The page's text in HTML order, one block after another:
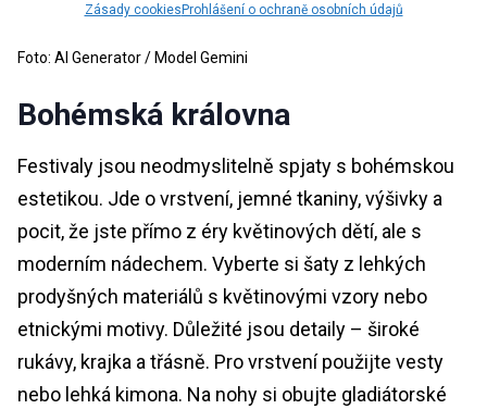
Zásady cookiesProhlášení o ochraně osobních údajů
Foto: AI Generator / Model Gemini
Bohémská královna
Festivaly jsou neodmyslitelně spjaty s bohémskou
estetikou. Jde o vrstvení, jemné tkaniny, výšivky a
pocit, že jste přímo z éry květinových dětí, ale s
moderním nádechem. Vyberte si šaty z lehkých
prodyšných materiálů s květinovými vzory nebo
etnickými motivy. Důležité jsou detaily – široké
rukávy, krajka a třásně. Pro vrstvení použijte vesty
nebo lehká kimona. Na nohy si obujte gladiátorské